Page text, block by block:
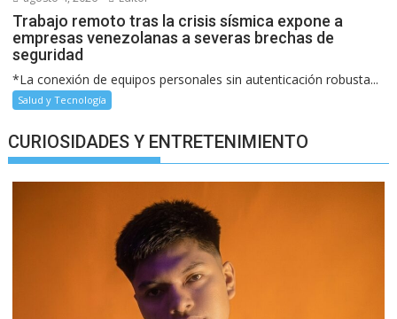
Trabajo remoto tras la crisis sísmica expone a
empresas venezolanas a severas brechas de
seguridad
*La conexión de equipos personales sin autenticación robusta...
Salud y Tecnología
CURIOSIDADES Y ENTRETENIMIENTO